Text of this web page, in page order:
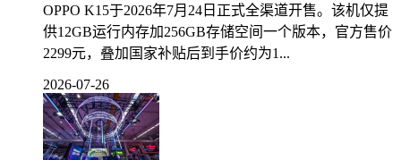
OPPO K15于2026年7月24日正式全渠道开售。该机仅提
供12GB运行内存加256GB存储空间一个版本，官方售价
2299元，叠加国家补贴后到手价约为1...
2026-07-26